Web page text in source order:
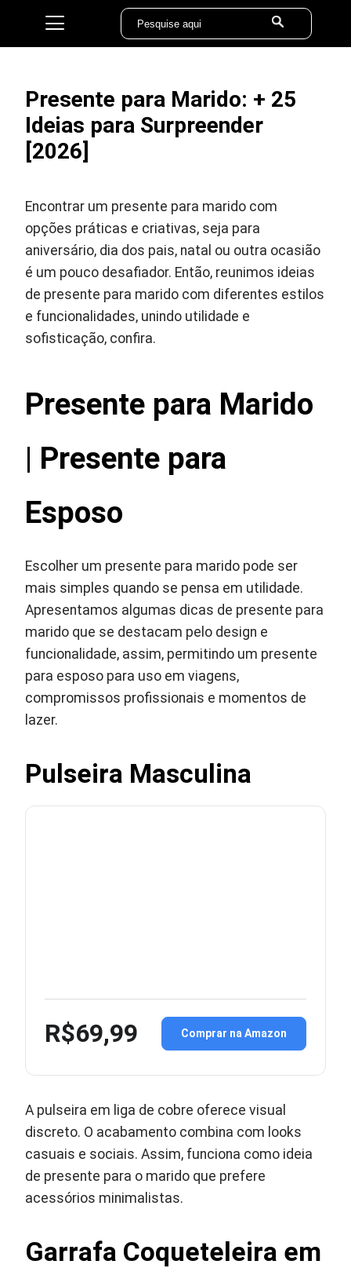
Presente para Marido: + 25
Ideias para Surpreender
[2026]
Encontrar um presente para marido com
opções práticas e criativas, seja para
aniversário, dia dos pais, natal ou outra ocasião
é um pouco desafiador. Então, reunimos ideias
de presente para marido com diferentes estilos
e funcionalidades, unindo utilidade e
sofisticação, confira.
Presente para Marido
| Presente para
Esposo
Escolher um presente para marido pode ser
mais simples quando se pensa em utilidade.
Apresentamos algumas dicas de presente para
marido que se destacam pelo design e
funcionalidade, assim, permitindo um presente
para esposo para uso em viagens,
compromissos profissionais e momentos de
lazer.
Pulseira Masculina
R$69,99 Comprar na Amazon
A pulseira em liga de cobre oferece visual
discreto. O acabamento combina com looks
casuais e sociais. Assim, funciona como ideia
de presente para o marido que prefere
acessórios minimalistas.
Garrafa Coqueteleira em